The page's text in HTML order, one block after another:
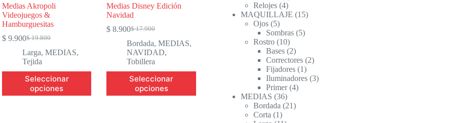
Medias Akropoli
Videojuegos &
Hamburguesitas
$19.800
Original
price
was:
$ 9.900Current
price
is:
Larga,MEDIAS,
Tejida
Seleccionar
opciones
producto
Medias Disney Edición
Navidad
$17.900
Original
price
was:
$ 17.900.
$ 8.900Current
price
is:
$ 8.900.
Bordada,MEDIAS,
NAVIDAD,
Tobillera
Seleccionar
opciones
producto
productos
Relojes 44
productos
MAQUILLAJE 1515
Ojos 55
productos
Sombras 55
Rostro 1010
productos
Bases 22
productos
Correctores 22
Fijadores 11
producto
Iluminadores 33
Primer 44
MEDIAS 3636
productos
Bordada 2121
Corta 11